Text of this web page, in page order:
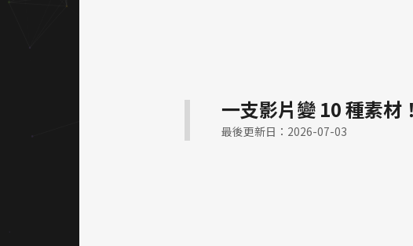
一支影片變 10 種素
最後更新日：2026-07-03